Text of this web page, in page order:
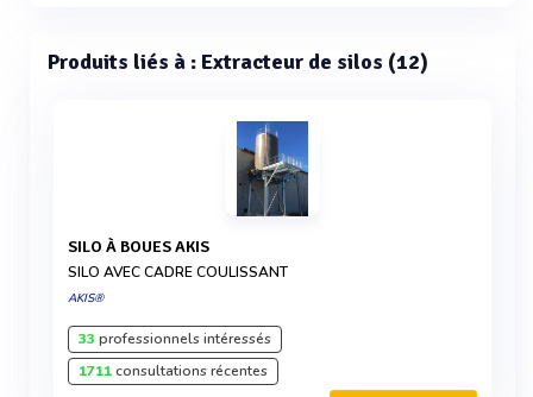
Produits liés à : Extracteur de silos (12)
SILO À BOUES AKIS
SILO AVEC CADRE COULISSANT
AKIS®
33 professionnels intéressés
1711consultations récentes